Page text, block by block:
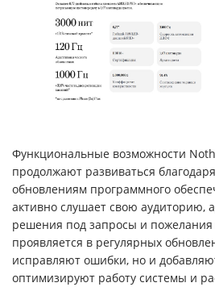
Функциональные возможности
продолжают развиваться
обновлениям программного
активно слушает свою аудиторию,
решения под запросы и пожелания
проявляется в регулярных
исправляют ошибки, но и
оптимизируют работу системы и